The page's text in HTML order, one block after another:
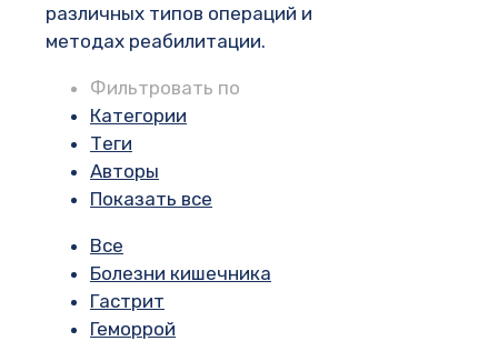
различных типов операций и
методах реабилитации.
Фильтровать по
Категории
Теги
Авторы
Показать все
Все
Болезни кишечника
Гастрит
Геморрой